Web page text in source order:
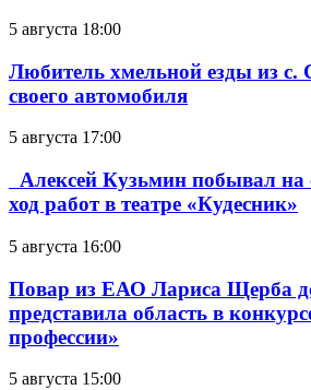
5 августа 18:00
Любитель хмельной езды из с.
своего автомобиля
5 августа 17:00
Алексей Кузьмин побывал на
ход работ в театре «Кудесник»
5 августа 16:00
Повар из ЕАО Лариса Щерба
представила область в
профессии»
5 августа 15:00